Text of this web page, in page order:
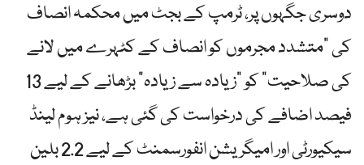
دوسری جگہوں پر، ٹرمپ کے بجٹ میں محکمہ انصاف
کی "متشدد مجرموں کو انصاف کے کٹہرے میں لانے
کی صلاحیت” کو "زیادہ سے زیادہ” بڑھانے کے لیے 13
فیصد اضافے کی درخواست کی گئی ہے، نیز ہوم لینڈ
سیکیورٹی اور امیگریشن انفورسمنٹ کے لیے 2.2 بلین